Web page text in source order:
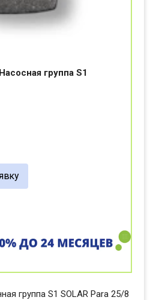
группа S1
группа S1 SOLAR Para 25/8